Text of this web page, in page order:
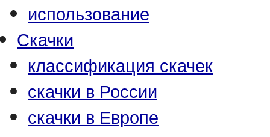
использование
Скачки
классификация скачек
скачки в России
скачки в Европе